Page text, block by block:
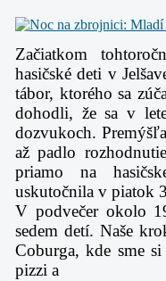
Začiatkom
hasičské deti v
tábor, ktorého sa
dohodli, že sa v
dozvukoch.
až padlo
priamo na
uskutočnila v piatok
V podvečer okolo
sedem detí. Naše
Coburga, kde sme
pizzi a